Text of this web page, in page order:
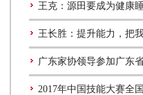
王克：源田要成为健康
王长胜：提升能力，把
广东家协领导参加广东
2017年中国技能大赛全